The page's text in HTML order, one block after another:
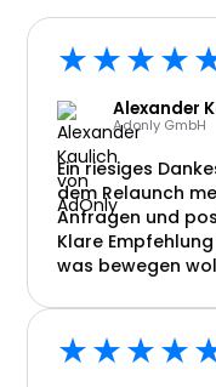
Alexander
Adonly GmbH
Ein riesiges
dem Relaunch
Anfragen und
Klare
was bewegen